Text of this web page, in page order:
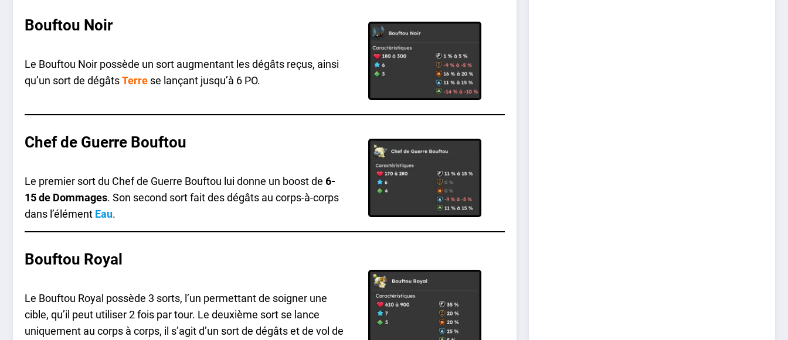
Bouftou Noir
Le Bouftou Noir possède un sort augmentant les dégâts reçus, ainsi
qu’un sort de dégâtsTerre se lançant jusqu’à 6 PO.
Chef de Guerre Bouftou
Le premier sort du Chef de Guerre Bouftou lui donne un boost de 6-
15 de Dommages. Son second sort fait des dégâts au corps-à-corps
dans l’élément Eau.
Bouftou Royal
Le Bouftou Royal possède 3 sorts, l’un permettant de soigner une
cible, qu’il peut utiliser 2 fois par tour. Le deuxième sort se lance
uniquement au corps à corps, il s’agit d’un sort de dégâts et de vol de